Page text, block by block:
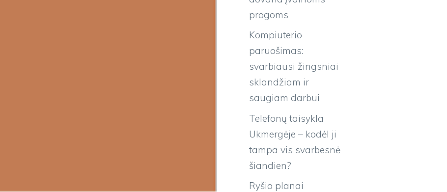
progoms
Kompiuterio
paruošimas:
svarbiausi žingsniai
sklandžiam ir
saugiam darbui
Telefonų taisykla
Ukmergėje – kodėl ji
tampa vis svarbesnė
šiandien?
Ryšio planai